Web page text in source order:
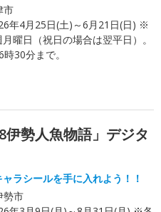
市
年4月25日(土)～6月21日(日) ※
曜日（祝日の場合は翌平日）。
30分まで。
伊勢人魚物語」デジタ
ラシールを手に入れよう！！
勢市